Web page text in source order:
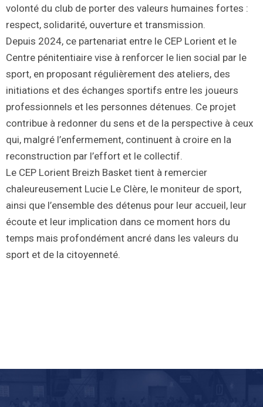
volonté du club de porter des valeurs humaines fortes :
respect, solidarité, ouverture et transmission.
Depuis 2024, ce partenariat entre le CEP Lorient et le
Centre pénitentiaire vise à renforcer le lien social par le
sport, en proposant régulièrement des ateliers, des
initiations et des échanges sportifs entre les joueurs
professionnels et les personnes détenues. Ce projet
contribue à redonner du sens et de la perspective à ceux
qui, malgré l’enfermement, continuent à croire en la
reconstruction par l’effort et le collectif.
Le CEP Lorient Breizh Basket tient à remercier
chaleureusement Lucie Le Clère, le moniteur de sport,
ainsi que l’ensemble des détenus pour leur accueil, leur
écoute et leur implication dans ce moment hors du
temps mais profondément ancré dans les valeurs du
sport et de la citoyenneté.